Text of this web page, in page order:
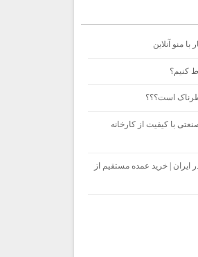
منو آنلاین
کنیم؟
است؟؟؟
با کیفیت از کارخانه
ایران | خرید عمده مستقیم از